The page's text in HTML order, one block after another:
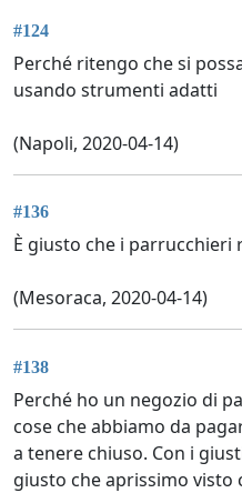
#124
Perché ritengo che si
usando strumenti adatti
(Napoli, 2020-04-14)
#136
È giusto che i parrucchieri
(Mesoraca, 2020-04-14)
#138
Perché ho un negozio di
cose che abbiamo da
a tenere chiuso. Con i
giusto che aprissimo visto